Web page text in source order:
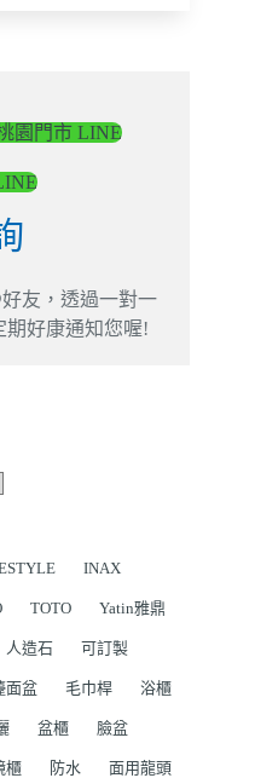
園門市 LINE
友，透過一對一
期好康通知您喔!
INAX
TOTO Yatin雅鼎
人造石 可訂製
面盆 毛巾桿 浴櫃
盆櫃 臉盆
櫃 防水 面用龍頭